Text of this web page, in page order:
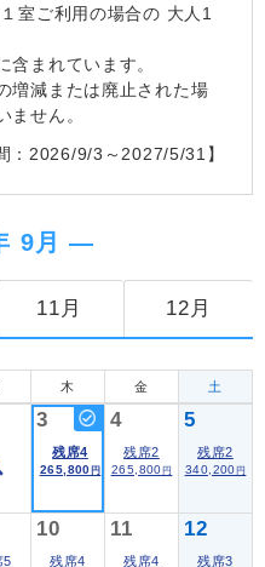
室 ご利用の場合の 大人1
含まれています。
増減または廃止された場
ません。
：2026/9/3～2027/5/31】
9月 ―
11月 12月
木 金 土
3
残席4
265,800 円
4
残席2
265,800 円
5
残席2
340,200 円
5
10
残席4
11
残席4
12
残席3